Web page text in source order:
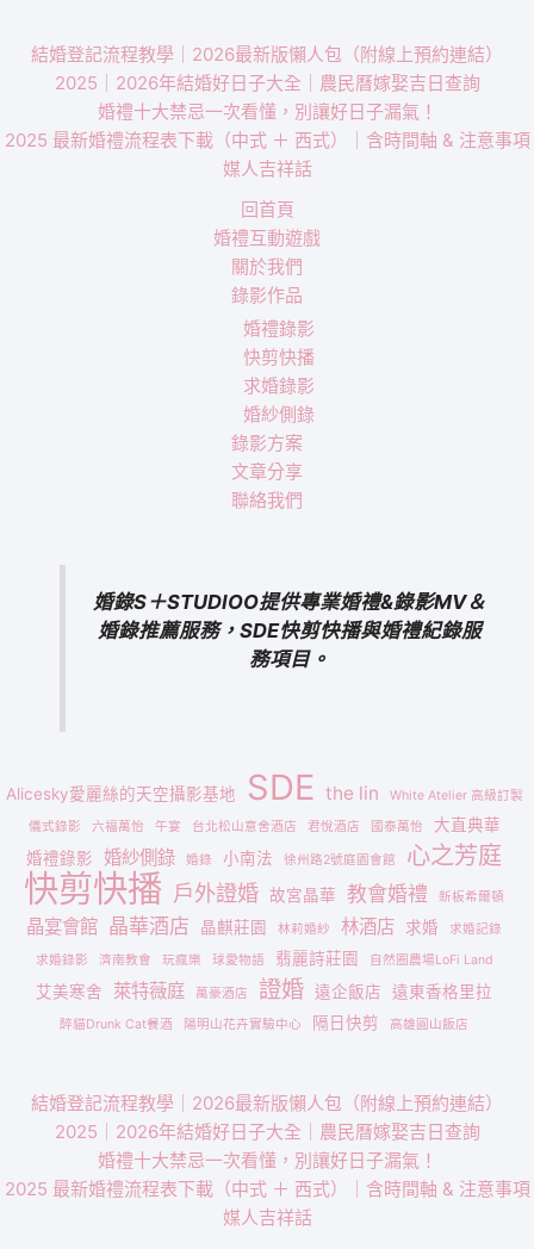
結婚登記流程教學｜2026最新版懶人包（附線上預約連結）
2025｜2026年結婚好日子大全｜農民曆嫁娶吉日查詢
婚禮十大禁忌一次看懂，別讓好日子漏氣！
2025 最新婚禮流程表下載（中式 ＋ 西式）｜含時間軸 & 注意事項
媒人吉祥話
回首頁
婚禮互動遊戲
關於我們
錄影作品
婚禮錄影
快剪快播
求婚錄影
婚紗側錄
錄影方案
文章分享
聯絡我們
婚錄S＋STUDIOO提供專業婚禮&錄影MV＆
婚錄推薦服務，SDE快剪快播與婚禮紀錄服
務項目。
Alicesky愛麗絲的天空攝影基地 SDE the lin
White Atelier 高級訂製
儀式錄影
六福萬怡 午宴 台北松山意舍酒店 君悅酒店 國泰萬怡
大直典華
婚禮錄影
婚紗側錄 婚錄 小南法 徐州路2號庭園會館 心之芳庭
快剪快播 戶外證婚 故宮晶華 教會婚禮 新板希爾頓
晶宴會館 晶華酒店 晶麒莊園 林莉婚紗 林酒店 求婚
求婚記錄
求婚錄影
濟南教會 玩瘋樂 球愛物語 翡麗詩莊園 自然圈農場LoFi Land
艾美寒舍 萊特薇庭 萬豪酒店 證婚 遠企飯店 遠東香格里拉
醉貓Drunk Cat餐酒 陽明山花卉實驗中心 隔日快剪 高雄圓山飯店
結婚登記流程教學｜2026最新版懶人包（附線上預約連結）
2025｜2026年結婚好日子大全｜農民曆嫁娶吉日查詢
婚禮十大禁忌一次看懂，別讓好日子漏氣！
2025 最新婚禮流程表下載（中式 ＋ 西式）｜含時間軸 & 注意事項
媒人吉祥話